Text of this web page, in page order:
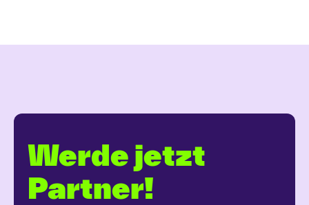
Werde jetzt
Partner!